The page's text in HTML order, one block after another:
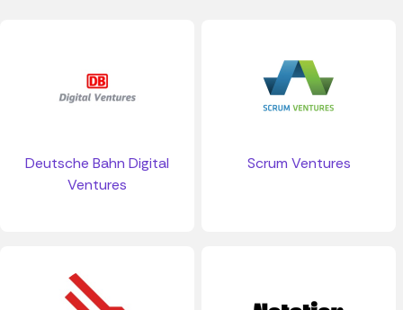
Deutsche Bahn Digital
Ventures
Scrum Ventures